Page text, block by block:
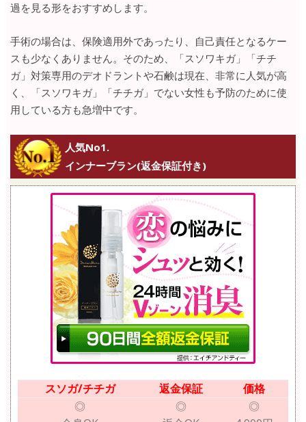
過を見る形をおすすめします。
手術の場合は、保険適用外であったり、自己責任となるケー
スも少なくありません。そのため、「スソワキガ」「チチ
ガ」対策専用のデオドラントや石鹸は現在、非常に人気が高
く、「スソワキガ」「チチガ」でない女性も予防のために使
用している方も急増中です。
人気No1.
インナーブラン(返金保証付き)
スソガ/チチガ 返金保証
価格
◎
◎
◎